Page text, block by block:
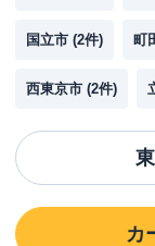
国立市 (2件) 町
西東京市 (2件)
カ